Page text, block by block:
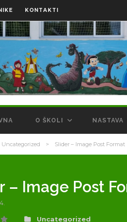
KONTAKTI
O ŠKOLI NASTAVA
Uncategorized > Slider – Image Post Format
– Image Post
Uncategorized